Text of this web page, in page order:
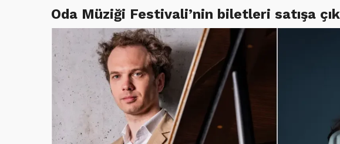
Oda Müziği Festivali’nin biletleri satışa